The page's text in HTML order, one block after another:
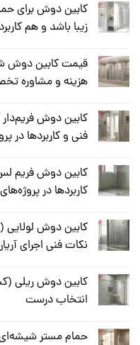
کابین دوش برای
زیبا باشد و هم
هزینه و مشاوره
کابین دوش فریم‌دار
فنی و کاربردها در
کابین دوش فریم
کاربردها در
کابین دوش لولایی
نکات فنی اجرای
کابین دوش ریلی
انتخاب درست
حمام مستر شیشه‌ای